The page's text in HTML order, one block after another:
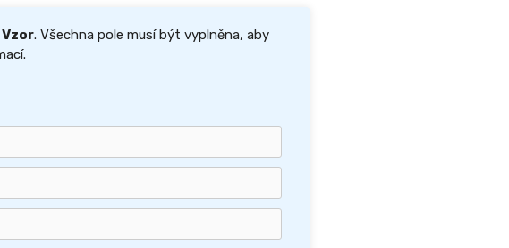
. Všechna pole musí být vyplněna, aby